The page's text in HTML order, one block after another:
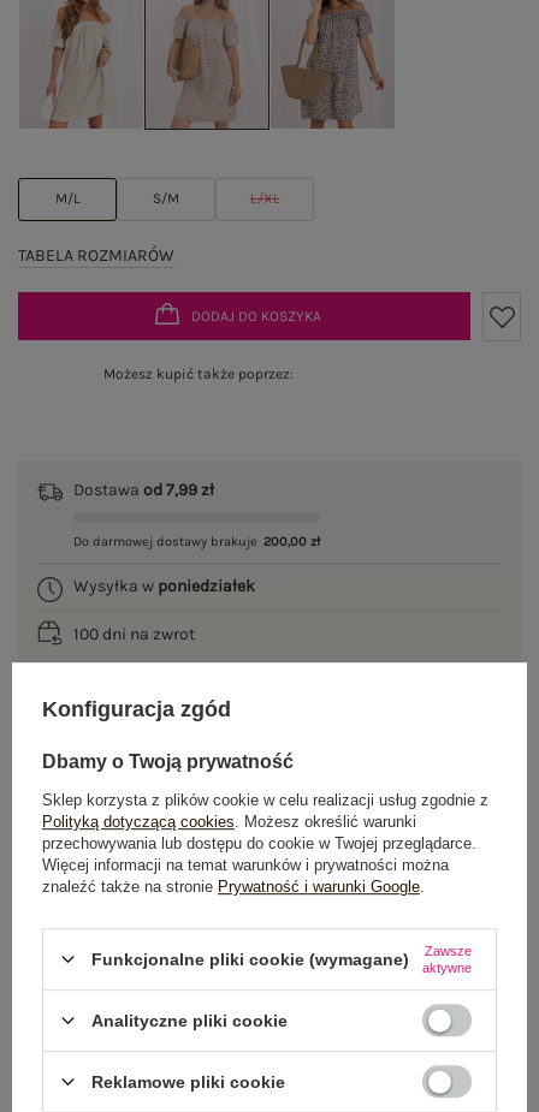
M/L S/M L/XL
TABELA ROZMIARÓW
DODAJ DO KOSZYKA
Możesz kupić także poprzez:
Dostawa od 7,99 zł
Do darmowej dostawy brakuje 200,00 zł
Wysyłka w poniedziałek
100 dni na zwrot
GŁÓWNE PARAMETRY
OPINIE O PRODUKCIE (2)
ZWROTY I REKLAMACJE
OSTATNIO OGLĄDANE
Zobacz wszystko
Konfiguracja zgód
Dbamy o Twoją prywatność
Sklep korzysta z plików cookie w celu realizacji usług zgodnie z
Polityką dotyczącą cookies . Możesz określić warunki
przechowywania lub dostępu do cookie w Twojej przeglądarce.
Więcej informacji na temat warunków i prywatności można
znaleźć także na stronie Prywatność i warunki Google
Funkcjonalne pliki cookie (wymagane)
Zawsze
aktywne
Analityczne pliki cookie
Reklamowe pliki cookie